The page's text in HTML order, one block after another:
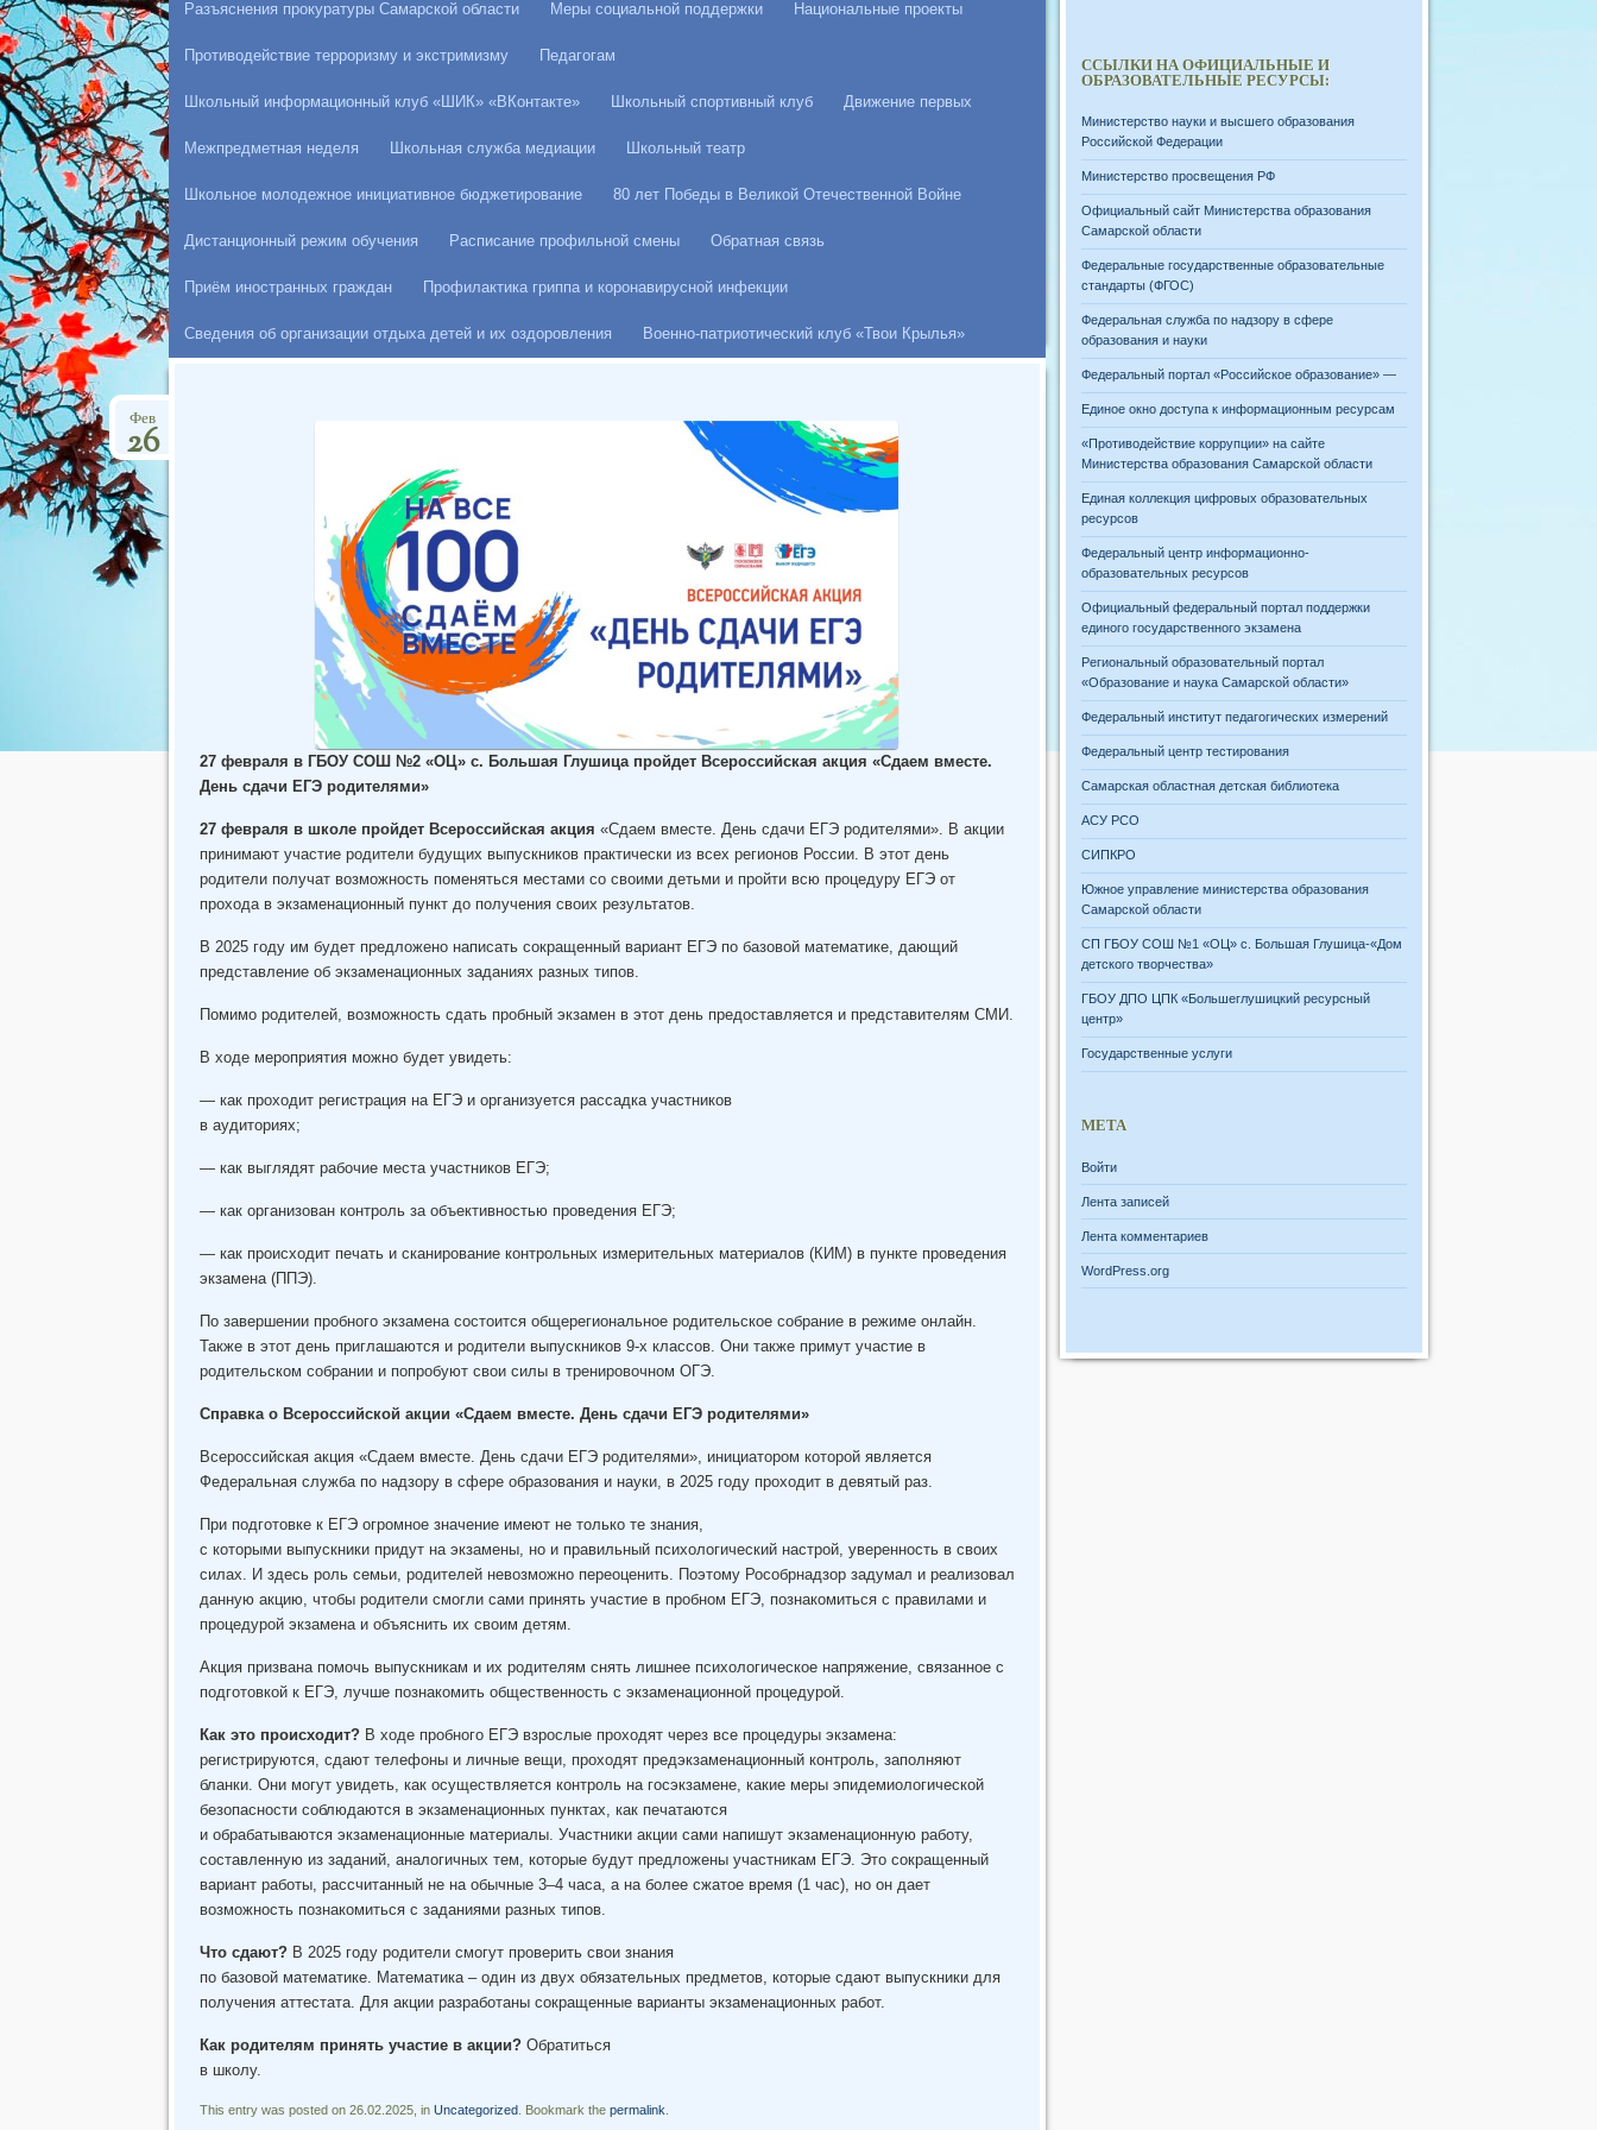
Разъяснения прокуратуры Самарской области Меры социальной поддержки Национальные проекты
Противодействие терроризму и экстримизму Педагогам
Школьный информационный клуб «ШИК» «ВКонтакте» Школьный спортивный клуб Движение первых
Межпредметная неделя Школьная служба медиации Школьный театр
Школьное молодежное инициативное бюджетирование 80 лет Победы в Великой Отечественной Войне
Дистанционный режим обучения Расписание профильной смены Обратная связь
Приём иностранных граждан Профилактика гриппа и коронавирусной инфекции
Сведения об организации отдыха детей и их оздоровления Военно-патриотический клуб «Твои Крылья»
Фев
26
27 февраля в ГБОУ СОШ №2 «ОЦ» с. Большая Глушица пройдет Всероссийская акция «Сдаем вместе.
День сдачи ЕГЭ родителями»
27 февраля в школе пройдет Всероссийская акция «Сдаем вместе. День сдачи ЕГЭ родителями». В акции
принимают участие родители будущих выпускников практически из всех регионов России. В этот день
родители получат возможность поменяться местами со своими детьми и пройти всю процедуру ЕГЭ от
прохода в экзаменационный пункт до получения своих результатов.
В 2025 году им будет предложено написать сокращенный вариант ЕГЭ по базовой математике, дающий
представление об экзаменационных заданиях разных типов.
Помимо родителей, возможность сдать пробный экзамен в этот день предоставляется и представителям СМИ.
В ходе мероприятия можно будет увидеть:
— как проходит регистрация на ЕГЭ и организуется рассадка участников
в аудиториях;
— как выглядят рабочие места участников ЕГЭ;
— как организован контроль за объективностью проведения ЕГЭ;
— как происходит печать и сканирование контрольных измерительных материалов (КИМ) в пункте проведения
экзамена (ППЭ).
По завершении пробного экзамена состоится общерегиональное родительское собрание в режиме онлайн.
Также в этот день приглашаются и родители выпускников 9-х классов. Они также примут участие в
родительском собрании и попробуют свои силы в тренировочном ОГЭ.
Справка о Всероссийской акции «Сдаем вместе. День сдачи ЕГЭ родителями»
Всероссийская акция «Сдаем вместе. День сдачи ЕГЭ родителями», инициатором которой является
Федеральная служба по надзору в сфере образования и науки, в 2025 году проходит в девятый раз.
При подготовке к ЕГЭ огромное значение имеют не только те знания,
с которыми выпускники придут на экзамены, но и правильный психологический настрой, уверенность в своих
силах. И здесь роль семьи, родителей невозможно переоценить. Поэтому Рособрнадзор задумал и реализовал
данную акцию, чтобы родители смогли сами принять участие в пробном ЕГЭ, познакомиться с правилами и
процедурой экзамена и объяснить их своим детям.
Акция призвана помочь выпускникам и их родителям снять лишнее психологическое напряжение, связанное с
подготовкой к ЕГЭ, лучше познакомить общественность с экзаменационной процедурой.
Как это происходит?В ходе пробного ЕГЭ взрослые проходят через все процедуры экзамена:
регистрируются, сдают телефоны и личные вещи, проходят предэкзаменационный контроль, заполняют
бланки. Они могут увидеть, как осуществляется контроль на госэкзамене, какие меры эпидемиологической
безопасности соблюдаются в экзаменационных пунктах, как печатаются
и обрабатываются экзаменационные материалы. Участники акции сами напишут экзаменационную работу,
составленную из заданий, аналогичных тем, которые будут предложены участникам ЕГЭ. Это сокращенный
вариант работы, рассчитанный не на обычные 3–4 часа, а на более сжатое время (1 час), но он дает
возможность познакомиться с заданиями разных типов.
Что сдают?В 2025 году родители смогут проверить свои знания
по базовой математике. Математика – один из двух обязательных предметов, которые сдают выпускники для
получения аттестата. Для акции разработаны сокращенные варианты экзаменационных работ.
Как родителям принять участие в акции?Обратиться
в школу.
This entry was posted on 26.02.2025, in Uncategorized. Bookmark the permalink
ССЫЛКИ НА ОФИЦИАЛЬНЫЕ И
ОБРАЗОВАТЕЛЬНЫЕ РЕСУРСЫ:
Министерство науки и высшего образования
Российской Федерации
Министерство просвещения РФ
Официальный сайт Министерства образования
Самарской области
Федеральные государственные образовательные
стандарты (ФГОС)
Федеральная служба по надзору в сфере
образования и науки
Федеральный портал «Российское образование» —
Единое окно доступа к информационным ресурсам
«Противодействие коррупции» на сайте
Министерства образования Самарской области
Единая коллекция цифровых образовательных
ресурсов
Федеральный центр информационно-
образовательных ресурсов
Официальный федеральный портал поддержки
единого государственного экзамена
Региональный образовательный портал
«Образование и наука Самарской области»
Федеральный институт педагогических измерений
Федеральный центр тестирования
Самарская областная детская библиотека
АСУ РСО
СИПКРО
Южное управление министерства образования
Самарской области
СП ГБОУ СОШ №1 «ОЦ» с. Большая Глушица-«Дом
детского творчества»
ГБОУ ДПО ЦПК «Большеглушицкий ресурсный
центр»
Государственные услуги
МЕТА
Войти
Лента записей
Лента комментариев
WordPress.org